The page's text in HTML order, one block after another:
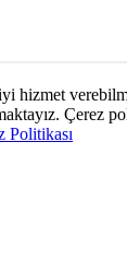
hizmet
Çerez
Politikası